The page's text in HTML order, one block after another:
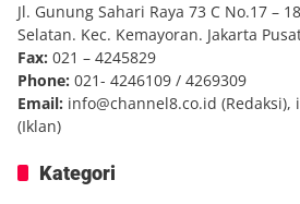
Jl. Gunung Sahari Raya 73 C No.17 –
Selatan. Kec. Kemayoran. Jakarta
Fax: 021 – 4245829
Phone: 021- 4246109 / 4269309
Email: info@channel8.co.id (Redaksi),
(Iklan)
Kategori